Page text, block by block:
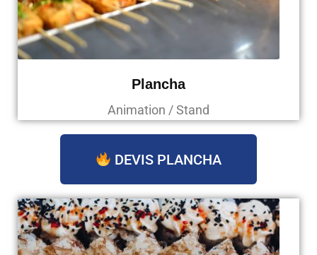
Plancha
Animation / Stand
DEVIS PLANCHA